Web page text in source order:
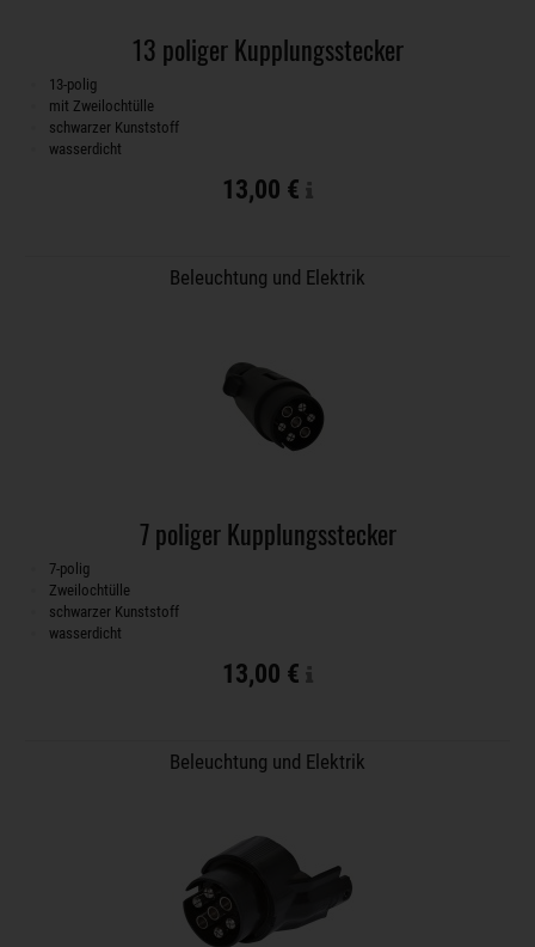
13 poliger Kupplungsstecker
13-polig
mit Zweilochtülle
schwarzer Kunststoff
wasserdicht
13,00 €
Beleuchtung und Elektrik
7 poliger Kupplungsstecker
7-polig
Zweilochtülle
schwarzer Kunststoff
wasserdicht
13,00 €
Beleuchtung und Elektrik